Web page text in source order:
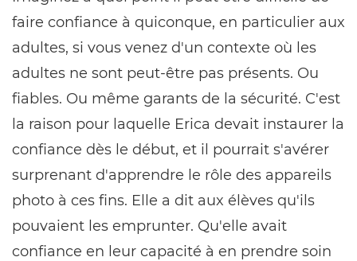
faire confiance à quiconque, en particulier aux
adultes, si vous venez d'un contexte où les
adultes ne sont peut-être pas présents. Ou
fiables. Ou même garants de la sécurité. C'est
la raison pour laquelle Erica devait instaurer la
confiance dès le début, et il pourrait s'avérer
surprenant d'apprendre le rôle des appareils
photo à ces fins. Elle a dit aux élèves qu'ils
pouvaient les emprunter. Qu'elle avait
confiance en leur capacité à en prendre soin